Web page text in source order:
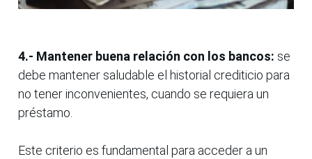
4.- Mantener buena relación con los bancos: se
debe mantener saludable el historial crediticio para
no tener inconvenientes, cuando se requiera un
préstamo.
Este criterio es fundamental para acceder a un